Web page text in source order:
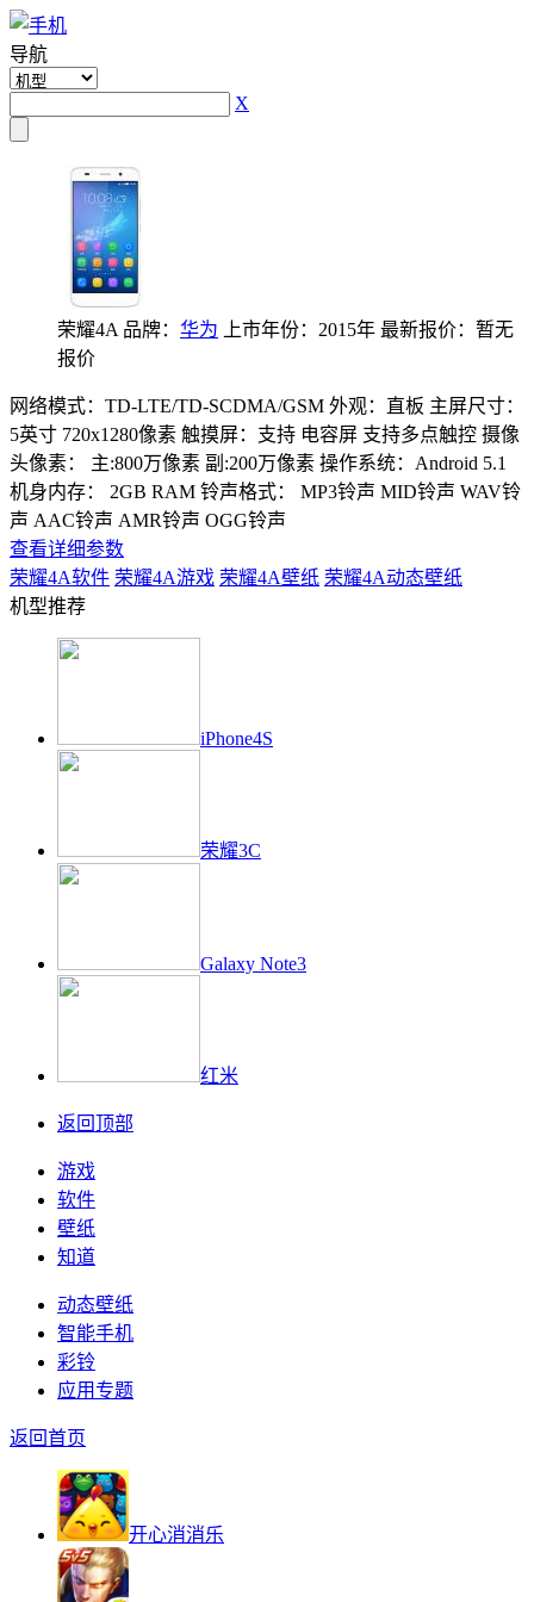
导航
X
荣耀4A 品牌： 华为 上市年份：2015年 最新报价：暂无
报价
网络模式：TD-LTE/TD-SCDMA/GSM 外观：直板 主屏尺寸：
5英寸 720x1280像素 触摸屏：支持 电容屏 支持多点触控 摄像
头像素： 主:800万像素 副:200万像素 操作系统：Android 5.1
机身内存： 2GB RAM 铃声格式： MP3铃声 MID铃声 WAV铃
声 AAC铃声 AMR铃声 OGG铃声
查看详细参数
荣耀4A软件 荣耀4A游戏 荣耀4A壁纸 荣耀4A动态壁纸
机型推荐
iPhone4S
荣耀3C
Galaxy Note3
红米
返回顶部
游戏
软件
壁纸
知道
动态壁纸
智能手机
彩铃
应用专题
返回首页
开心消消乐